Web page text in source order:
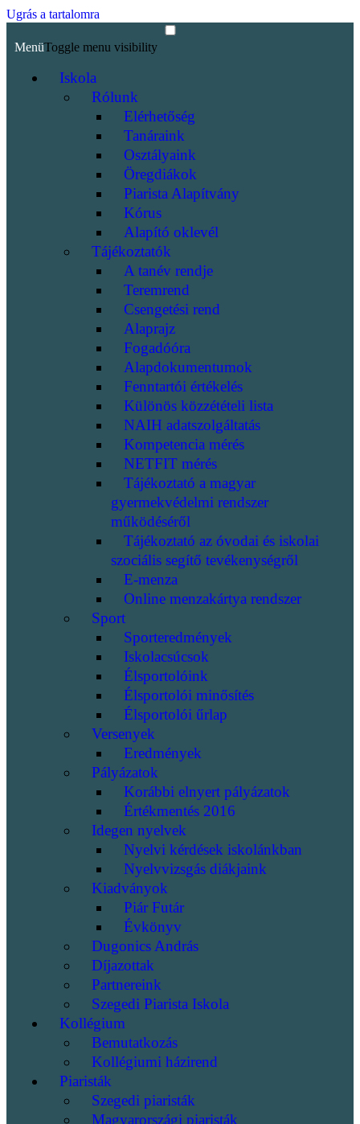
Ugrás a tartalomra
MenüToggle menu visibility
Iskola
Rólunk
Elérhetőség
Tanáraink
Osztályaink
Öregdiákok
Piarista Alapítvány
Kórus
Alapító oklevél
Tájékoztatók
A tanév rendje
Teremrend
Csengetési rend
Alaprajz
Fogadóóra
Alapdokumentumok
Fenntartói értékelés
Különös közzétételi lista
NAIH adatszolgáltatás
Kompetencia mérés
NETFIT mérés
Tájékoztató a magyar
gyermekvédelmi rendszer
működéséről
Tájékoztató az óvodai és iskolai
szociális segítő tevékenységről
E-menza
Online menzakártya rendszer
Sport
Sporteredmények
Iskolacsúcsok
Élsportolóink
Élsportolói minősítés
Élsportolói űrlap
Versenyek
Eredmények
Pályázatok
Korábbi elnyert pályázatok
Értékmentés 2016
Idegen nyelvek
Nyelvi kérdések iskolánkban
Nyelvvizsgás diákjaink
Kiadványok
Piár Futár
Évkönyv
Dugonics András
Díjazottak
Partnereink
Szegedi Piarista Iskola
Kollégium
Bemutatkozás
Kollégiumi házirend
Piaristák
Szegedi piaristák
Magyarországi piaristák